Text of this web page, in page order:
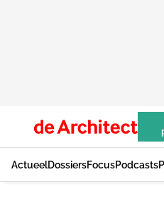
ActueelDossiersFocusPodcasts